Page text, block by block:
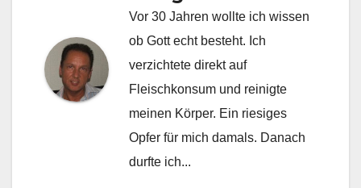
Vor 30 Jahren wollte ich wissen
ob Gott echt besteht. Ich
verzichtete direkt auf
Fleischkonsum und reinigte
meinen Körper. Ein riesiges
Opfer für mich damals. Danach
durfte ich...